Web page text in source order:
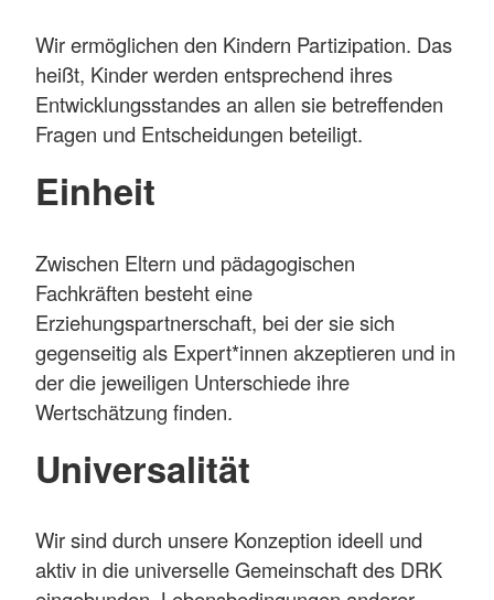
Wir ermöglichen den Kindern Partizipation. Das
heißt, Kinder werden entsprechend ihres
Entwicklungsstandes an allen sie betreffenden
Fragen und Entscheidungen beteiligt.
Einheit
Zwischen Eltern und pädagogischen
Fachkräften besteht eine
Erziehungspartnerschaft, bei der sie sich
gegenseitig als Expert*innen akzeptieren und in
der die jeweiligen Unterschiede ihre
Wertschätzung finden.
Universalität
Wir sind durch unsere Konzeption ideell und
aktiv in die universelle Gemeinschaft des DRK